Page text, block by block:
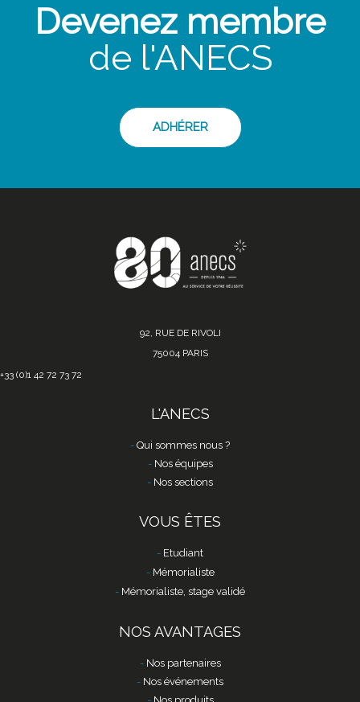
Devenez membre
de l'ANECS
ADHÉRER
92, RUE DE RIVOLI
75004 PARIS
+33 (0)1 42 72 73 72
L'ANECS
Qui sommes nous ?
Nos équipes
Nos sections
VOUS ÊTES
Etudiant
Mémorialiste
Mémorialiste, stage validé
NOS AVANTAGES
Nos partenaires
Nos événements